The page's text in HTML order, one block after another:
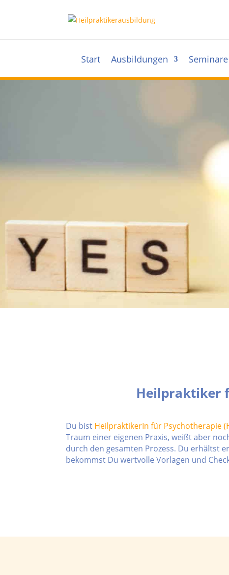
Start Ausbildungen Seminare
Heilpraktiker
Du bist HeilpraktikerIn für Psychotherapie
Traum einer eigenen Praxis, weißt aber
durch den gesamten Prozess. Du erhältst
bekommst Du wertvolle Vorlagen und